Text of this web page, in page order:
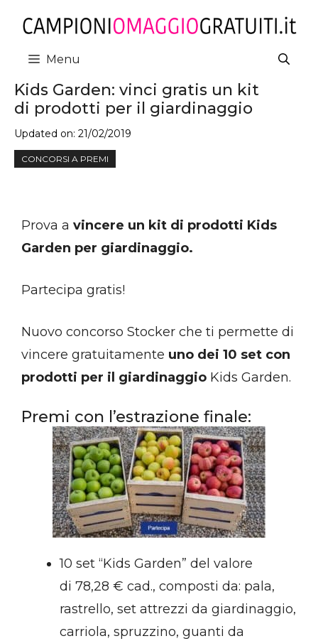
contenuto
Menu
Kids Garden: vinci gratis un kit
di prodotti per il giardinaggio
Updated on: 21/02/2019
CONCORSI A PREMI
Prova a vincere un kit di prodotti Kids
Garden per giardinaggio.
Partecipa gratis!
Nuovo concorso Stocker che ti permette di
vincere gratuitamente uno dei 10 set con
prodotti per il giardinaggio Kids Garden.
Premi con l’estrazione finale:
10 set “Kids Garden” del valore
di 78,28 € cad., composti da: pala,
rastrello, set attrezzi da giardinaggio,
carriola, spruzzino, guanti da